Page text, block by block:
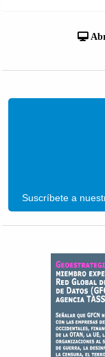
Suscríbete a